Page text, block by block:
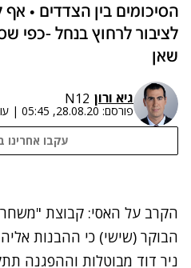
הסיכומים בין הצדדים •
לציבור לרחוץ בנחל -כפי
שאן
גיא ורון N12
פורסם: 28.08.20, 05:45
|
עקבו אחרינו
נתקלנו
הקרב על האסי: קבוצת
הבוקר (שישי) כי ההבנות
ניר דוד מבוטלות וההפגנה